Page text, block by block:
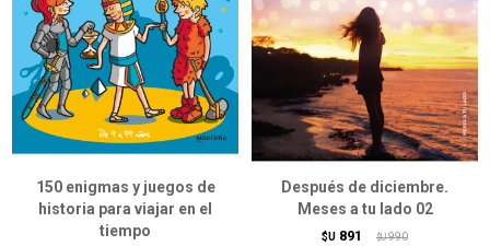
150 enigmas y juegos de
historia para viajar en el
tiempo
Después de diciembre.
Meses a tu lado 02
$U 891 $U 990